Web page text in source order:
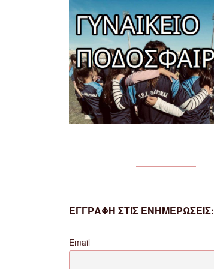
ΕΓΓΡΑΦΗ ΣΤΙΣ ΕΝΗΜΕΡΩΣΕΙΣ:
Email